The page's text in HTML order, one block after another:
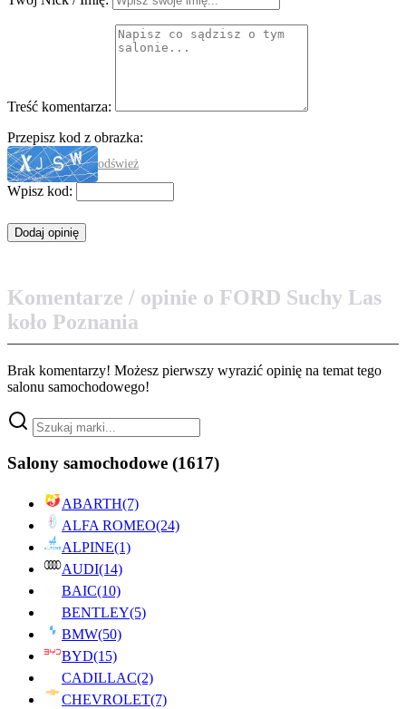
Treść komentarza:
Przepisz kod z obrazka:
odśwież
Wpisz kod:
Komentarze / opinie o FORD Suchy Las
koło Poznania
Brak komentarzy! Możesz pierwszy wyrazić opinię na temat tego
salonu samochodowego!
Salony samochodowe (1617)
ABARTH(7)
ALFA ROMEO(24)
ALPINE(1)
AUDI(14)
BAIC(10)
BENTLEY(5)
BMW(50)
BYD(15)
CADILLAC(2)
CHEVROLET(7)